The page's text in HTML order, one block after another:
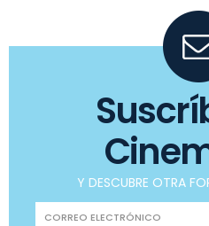
Y DESCUBRE OTRA